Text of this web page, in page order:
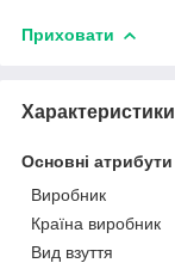
Приховати
Характеристики
Основні атрибути
Виробник
Країна виробник
Вид взуття